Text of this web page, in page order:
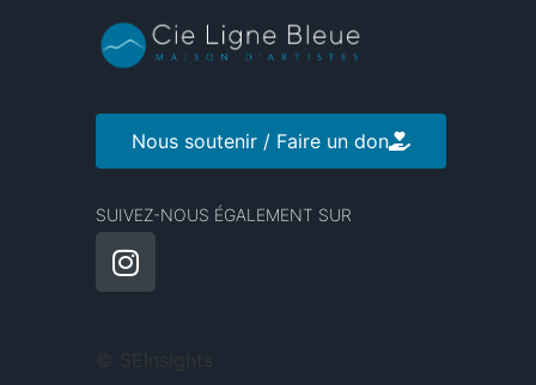
Nous soutenir / Faire un don
SUIVEZ-NOUS ÉGALEMENT SUR
© SEInsights